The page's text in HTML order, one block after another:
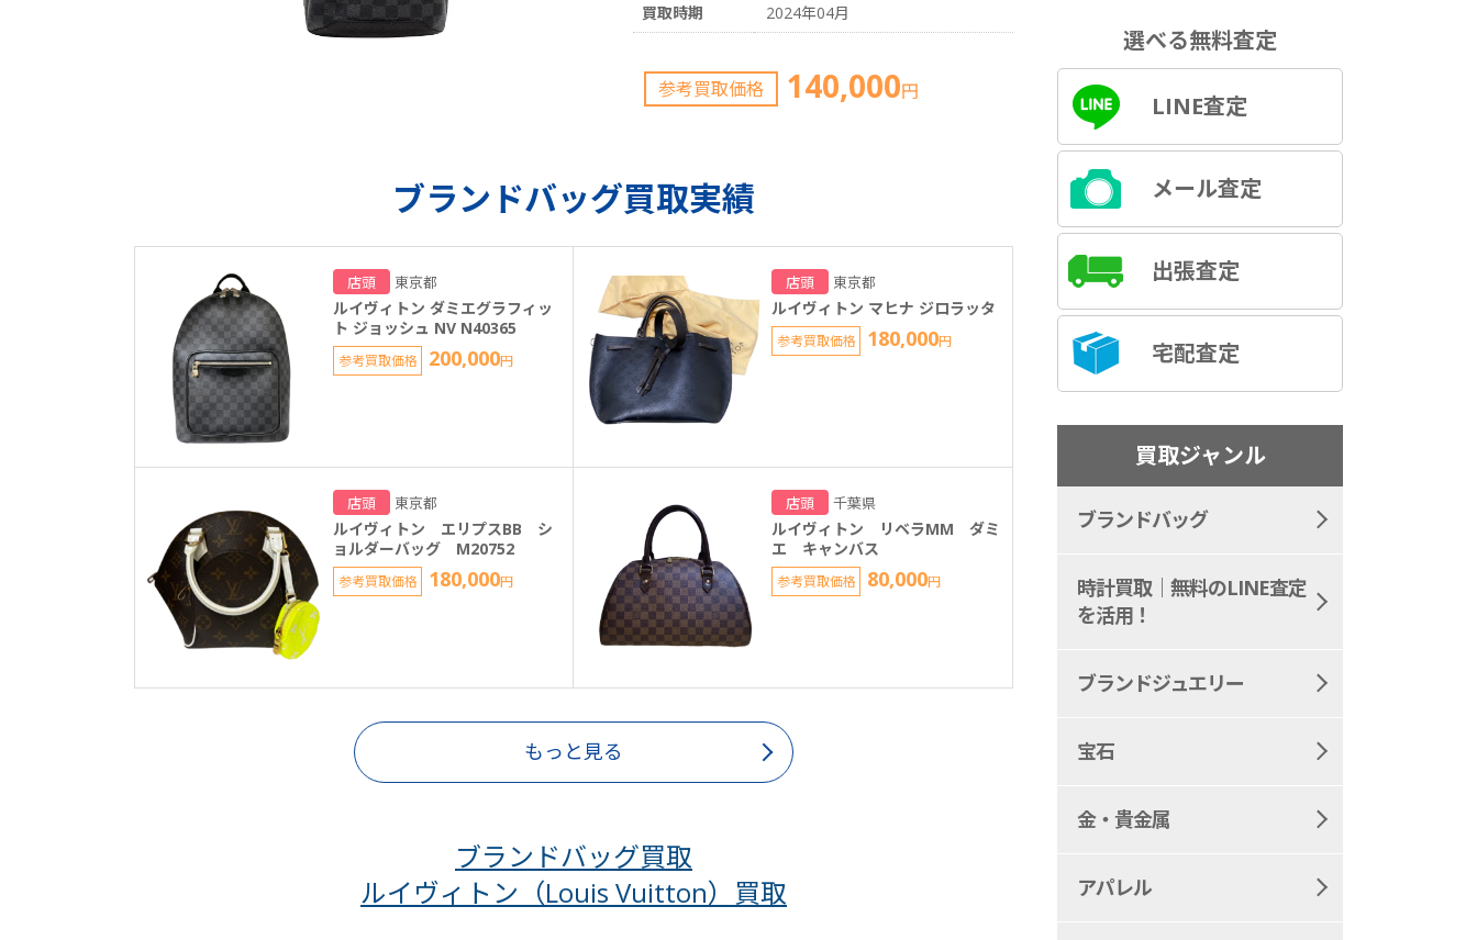
買取時期
2024年04月
参考買取価格 140,000円
ブランドバッグ買取実績
店頭 東京都
ルイヴィトン ダミエグラフィッ
ト ジョッシュ NV N40365
参考買取価格 200,000円
店頭 東京都
ルイヴィトン マヒナ ジロラッタ
参考買取価格 180,000円
店頭 東京都
ルイヴィトン エリプスBB シ
ョルダーバッグ M20752
参考買取価格 180,000円
店頭 千葉県
ルイヴィトン リベラMM ダミ
エ キャンバス
参考買取価格 80,000円
もっと見る
ブランドバッグ買取
ルイヴィトン（Louis Vuitton）買取
選べる無料査定
LINE査定
メール査定
出張査定
宅配査定
買取ジャンル
ブランドバッグ
時計買取｜無料のLINE査定
を活用！
ブランドジュエリー
宝石
金・貴金属
アパレル